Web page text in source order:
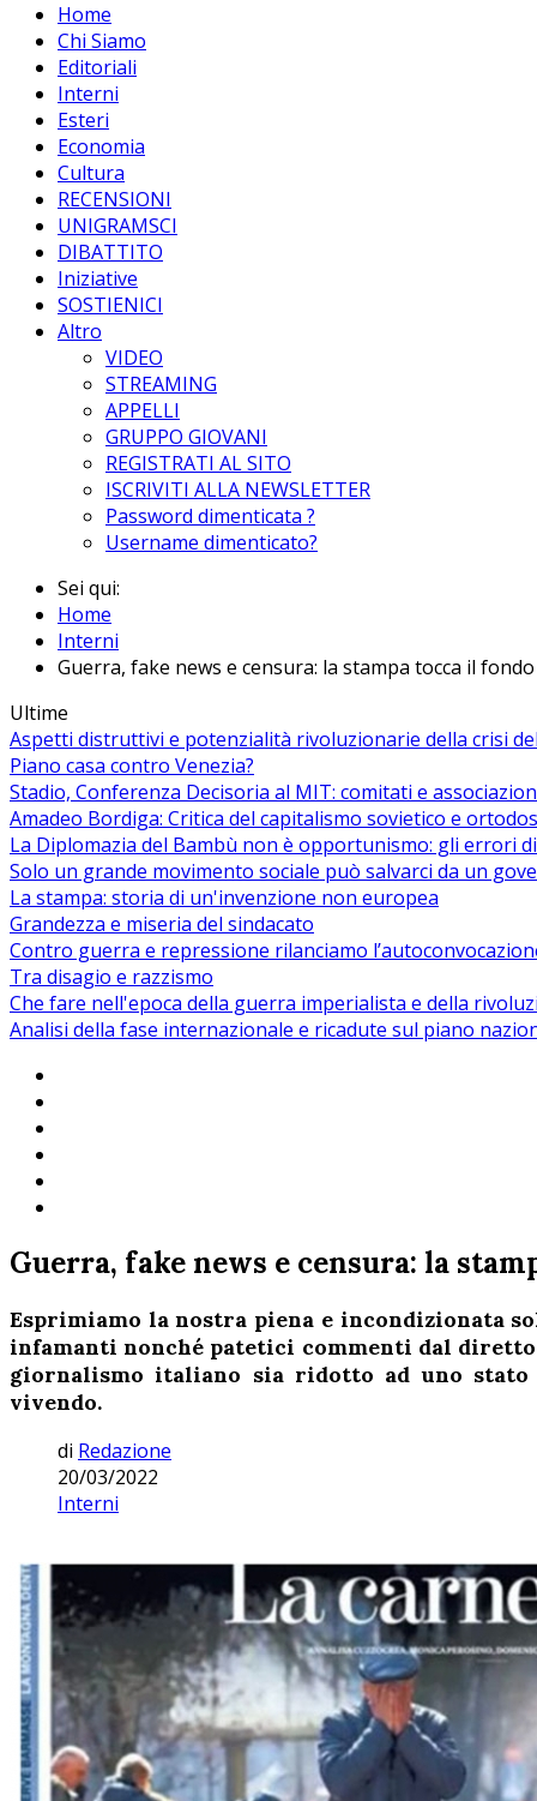
Home
Chi Siamo
Editoriali
Interni
Esteri
Economia
Cultura
RECENSIONI
UNIGRAMSCI
DIBATTITO
Iniziative
SOSTIENICI
Altro
VIDEO
STREAMING
APPELLI
GRUPPO GIOVANI
REGISTRATI AL SITO
ISCRIVITI ALLA NEWSLETTER
Password dimenticata ?
Username dimenticato?
Sei qui:
Home
Interni
Guerra, fake news e censura: la stampa tocca il fondo
Ultime
Aspetti distruttivi e potenzialità rivoluzionarie della crisi
Piano casa contro Venezia?
Stadio, Conferenza Decisoria al MIT: comitati e
Amadeo Bordiga: Critica del capitalismo sovietico e
La Diplomazia del Bambù non è opportunismo: gli errori
Solo un grande movimento sociale può salvarci da un
La stampa: storia di un'invenzione non europea
Grandezza e miseria del sindacato
Contro guerra e repressione rilanciamo
Tra disagio e razzismo
Che fare nell'epoca della guerra imperialista e della
Analisi della fase internazionale e ricadute sul piano
Guerra, fake news e censura: la
Esprimiamo la nostra piena e incondizionata
infamanti nonché patetici commenti dal
giornalismo italiano sia ridotto ad uno
vivendo.
di Redazione
20/03/2022
Interni